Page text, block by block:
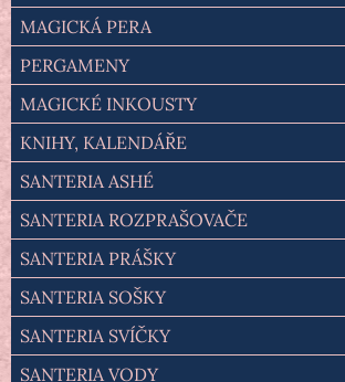
MAGICKÁ PERA
PERGAMENY
MAGICKÉ INKOUSTY
KNIHY, KALENDÁŘE
SANTERIA ASHÉ
SANTERIA ROZPRAŠOVAČE
SANTERIA PRÁŠKY
SANTERIA SOŠKY
SANTERIA SVÍČKY
SANTERIA VODY